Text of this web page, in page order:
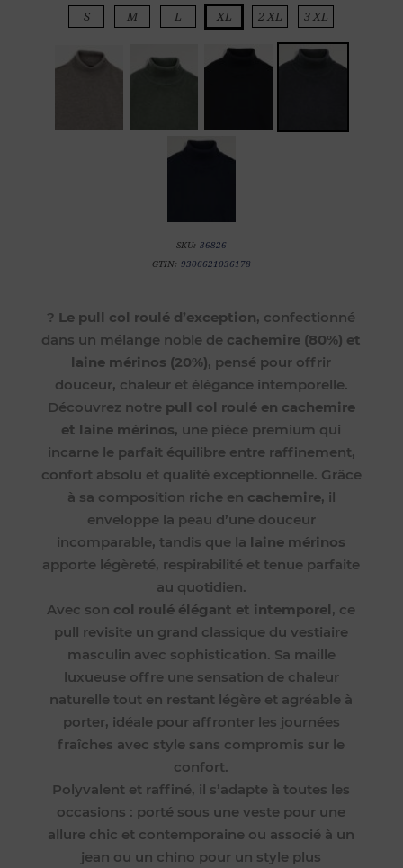
S M L XL 2 XL 3 XL
SKU: 36826
GTIN: 9306621036178
? Le pull col roulé d’exception, confectionné
dans un mélange noble de cachemire (80%) et
laine mérinos (20%), pensé pour offrir
douceur, chaleur et élégance intemporelle.
Découvrez notre pull col roulé en cachemire
et laine mérinos, une pièce premium qui
incarne le parfait équilibre entre raffinement,
confort absolu et qualité exceptionnelle. Grâce
à sa composition riche en cachemire, il
enveloppe la peau d’une douceur
incomparable, tandis que la laine mérinos
apporte légèreté, respirabilité et tenue parfaite
au quotidien.
Avec son col roulé élégant et intemporel, ce
pull revisite un grand classique du vestiaire
masculin avec sophistication. Sa maille
luxueuse offre une sensation de chaleur
naturelle tout en restant légère et agréable à
porter, idéale pour affronter les journées
fraîches avec style sans compromis sur le
confort.
Polyvalent et raffiné, il s’adapte à toutes les
occasions : porté sous une veste pour une
allure chic et contemporaine ou associé à un
jean ou un chino pour un style plus